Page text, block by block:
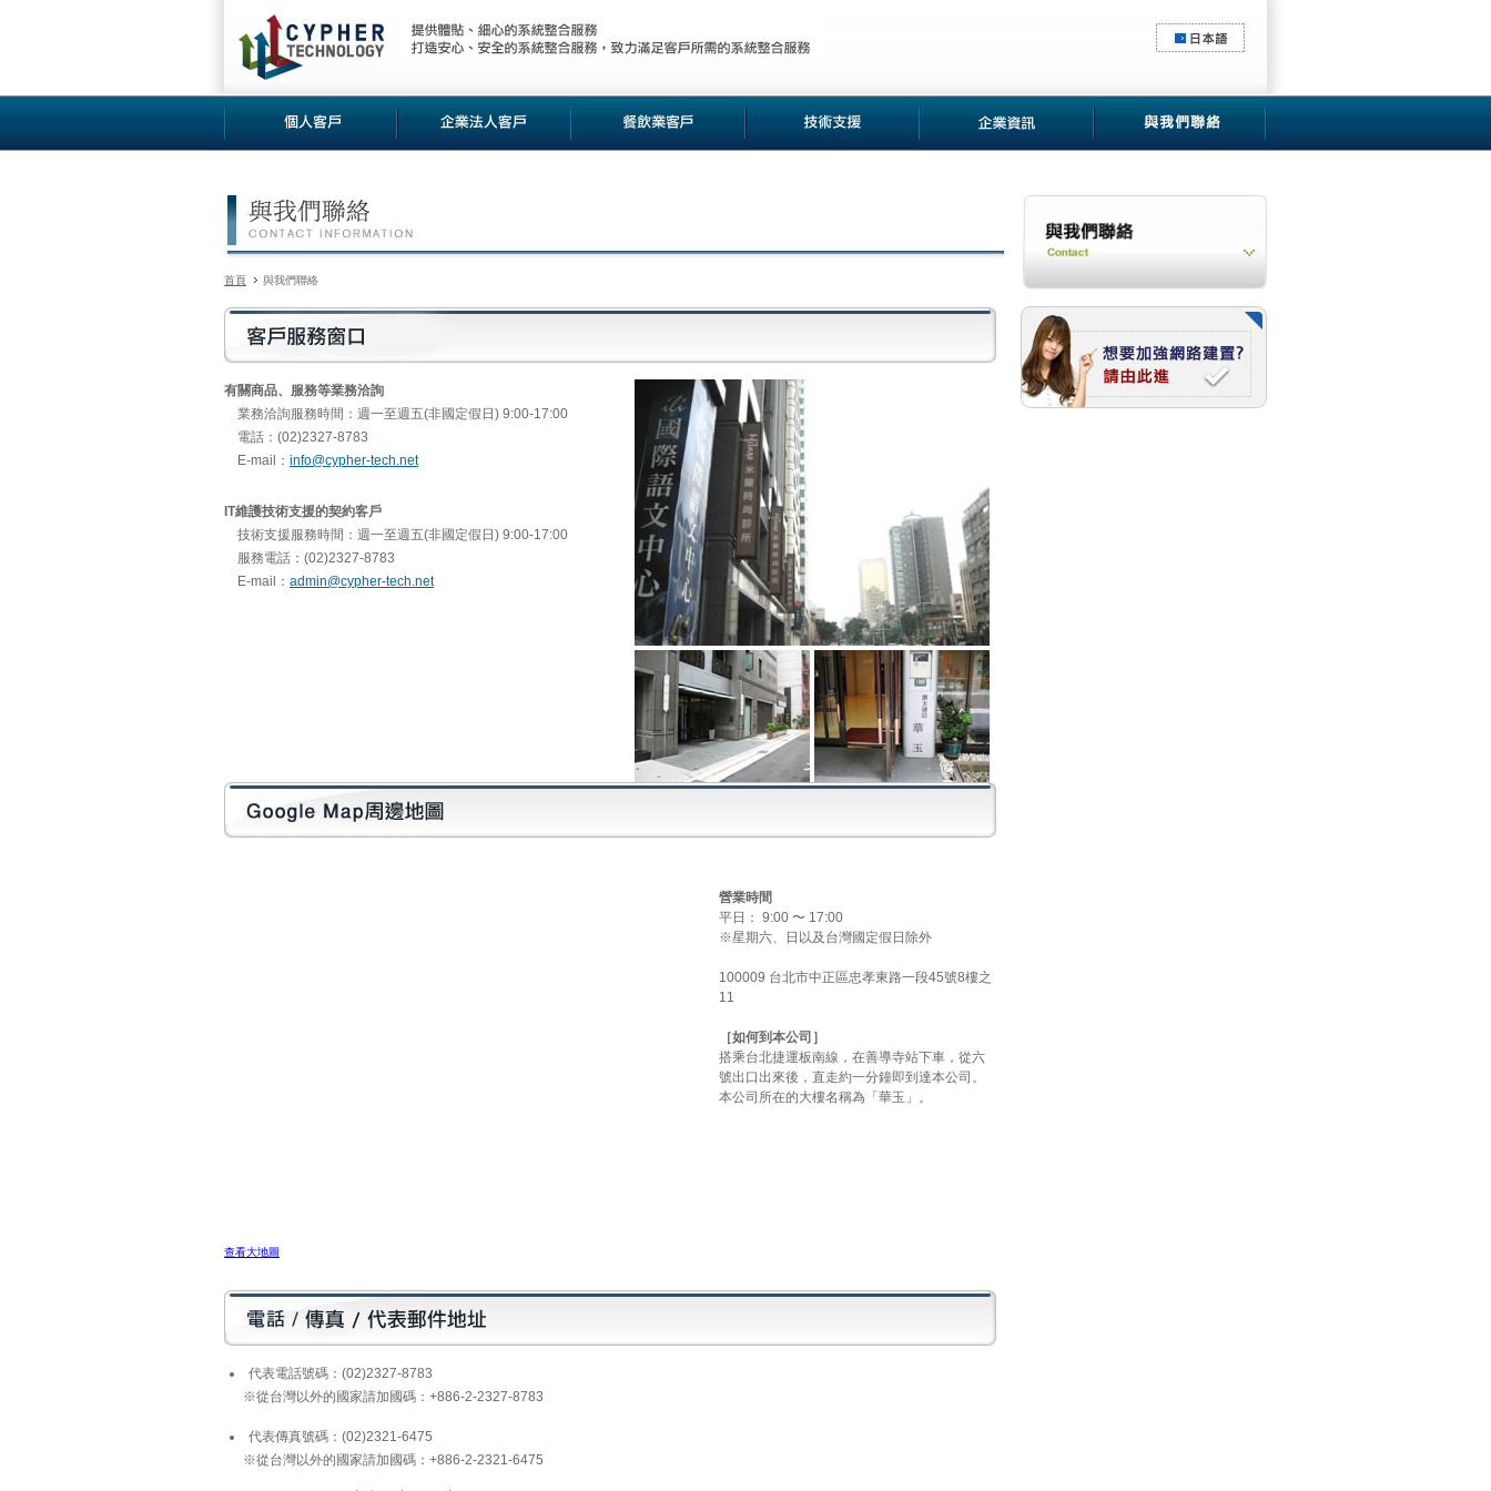
首頁 與我們聯絡
有關商品、服務等業務洽詢
業務洽詢服務時間：週一至週五(非國定假日) 9:00-17:00
電話：(02)2327-8783
E-mail： info@cypher-tech.net
IT維護技術支援的契約客戶
技術支援服務時間：週一至週五(非國定假日) 9:00-17:00
服務電話：(02)2327-8783
E-mail： admin@cypher-tech.net
查看大地圖
營業時間
平日： 9:00 〜 17:00
※星期六、日以及台灣國定假日除外
100009 台北市中正區忠孝東路一段45號8樓之
11
［如何到本公司］
搭乘台北捷運板南線，在善導寺站下車，從六
號出口出來後，直走約一分鐘即到達本公司。
本公司所在的大樓名稱為「華玉」。
代表電話號碼：(02)2327-8783
※從台灣以外的國家請加國碼：+886-2-2327-8783
代表傳真號碼：(02)2321-6475
※從台灣以外的國家請加國碼：+886-2-2321-6475